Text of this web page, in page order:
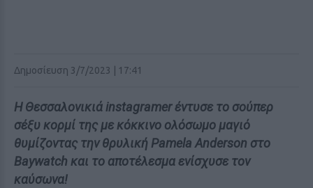
Δημοσίευση 3/7/2023 | 17:41
Η Θεσσαλονικιά instagramer έντυσε το σούπερ
σέξυ κορμί της με κόκκινο ολόσωμο μαγιό
θυμίζοντας την θρυλική Pamela Anderson στο
Baywatch και το αποτέλεσμα ενίσχυσε τον
καύσωνα!